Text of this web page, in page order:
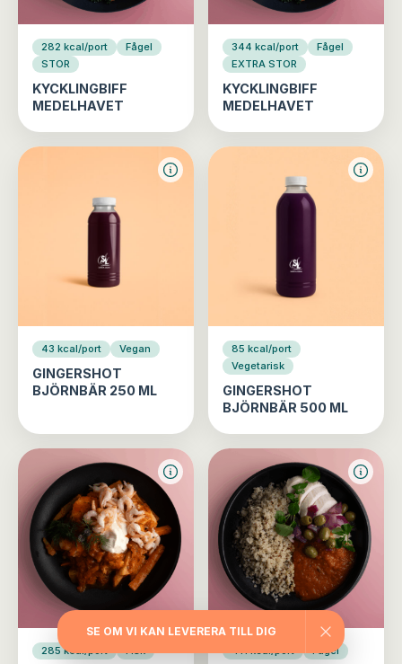
282 kcal/port
Fågel
STOR
KYCKLINGBIFF
MEDELHAVET
344 kcal/port
Fågel
EXTRA STOR
KYCKLINGBIFF
MEDELHAVET
43 kcal/port Vegan
GINGERSHOT
BJÖRNBÄR 250 ML
85 kcal/port
Vegetarisk
GINGERSHOT
BJÖRNBÄR 500 ML
285 kcal/port Fisk 411 kcal/port Fågel
SE OM VI KAN LEVERERA TILL DIG